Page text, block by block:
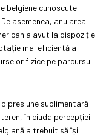
belgiene cunoscute
asemenea, anularea
a avut la dispoziție
mai eficientă a
fizice pe parcursul
presiune suplimentară
în ciuda percepției
a trebuit să își